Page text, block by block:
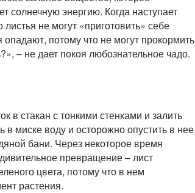
солнечную энергию. Когда наступает
не могут «приготовить» себе
потому что не могут прокормить
– не дает покоя любознательное чадо.
в стакан с тонкими стенками и залить
миске воду и осторожно опустить в нее
бани. Через некоторое время
превращение – лист
цвета, потому что в нем
растения.